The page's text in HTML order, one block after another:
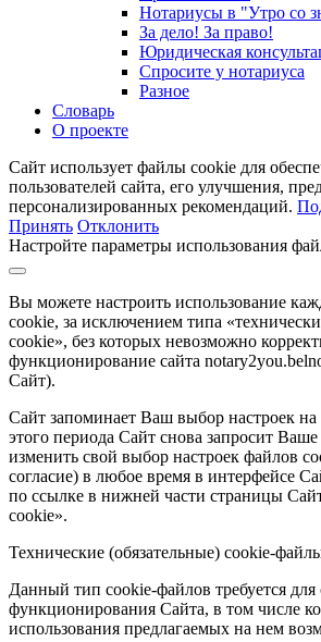
Нотариусы в "Утро со
За дело! За право!
Юридическая
Спросите у нотариуса
Разное
Словарь
О проекте
Сайт использует файлы cookie для
пользователей сайта, его улучшения,
персонализированных рекомендаций.
Принять Отклонить
Настройте параметры использования
Вы можете настроить использование
cookie, за исключением типа
cookie», без которых невозможно
функционирование сайта
Сайт).
Сайт запоминает Ваш выбор настроек
этого периода Сайт снова запросит
изменить свой выбор настроек файлов
согласие) в любое время в интерфейсе
по ссылке в нижней части страницы
cookie».
Технические (обязательные) cookie-
Данный тип cookie-файлов требуется для
функционирования Сайта, в том числе
использования предлагаемых на нем